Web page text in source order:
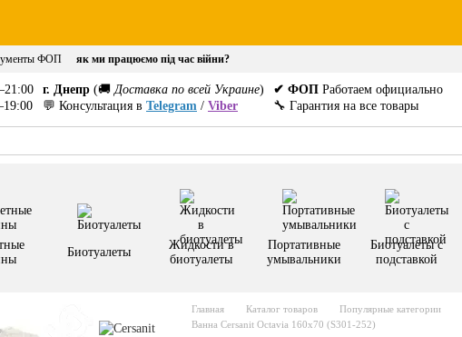
ФОП як ми працюємо під час війни?
г. Днепр (🚚 Доставка по всей Украине)
💬 Консультация в Telegram / Viber
✔ ФОП Работаем официально
🔧 Гарантия на все товары
Биотуалеты
Жидкости в
биотуалеты
Портативные
умывальники
Биотуалеты с
подставкой
Главная Каталог товаров Популярные категории
Ванна Cersanit Octavia 160x70 (S301-252)